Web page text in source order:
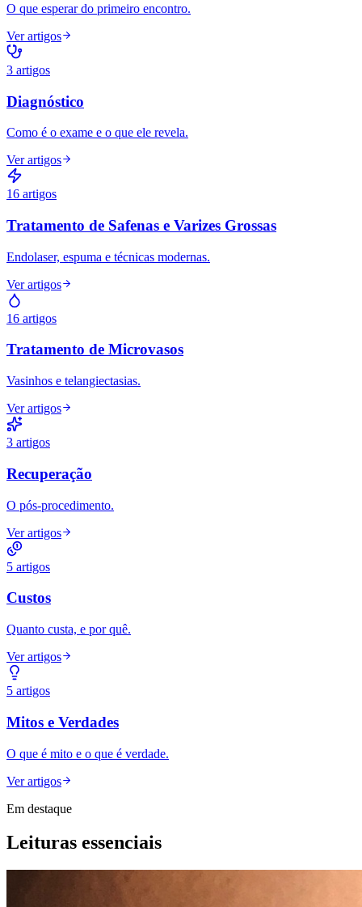
O que esperar do primeiro encontro.
Ver artigos
3 artigos
Diagnóstico
Como é o exame e o que ele revela.
Ver artigos
16 artigos
Tratamento de Safenas e Varizes Grossas
Endolaser, espuma e técnicas modernas.
Ver artigos
16 artigos
Tratamento de Microvasos
Vasinhos e telangiectasias.
Ver artigos
3 artigos
Recuperação
O pós-procedimento.
Ver artigos
5 artigos
Custos
Quanto custa, e por quê.
Ver artigos
5 artigos
Mitos e Verdades
O que é mito e o que é verdade.
Ver artigos
Em destaque
Leituras essenciais